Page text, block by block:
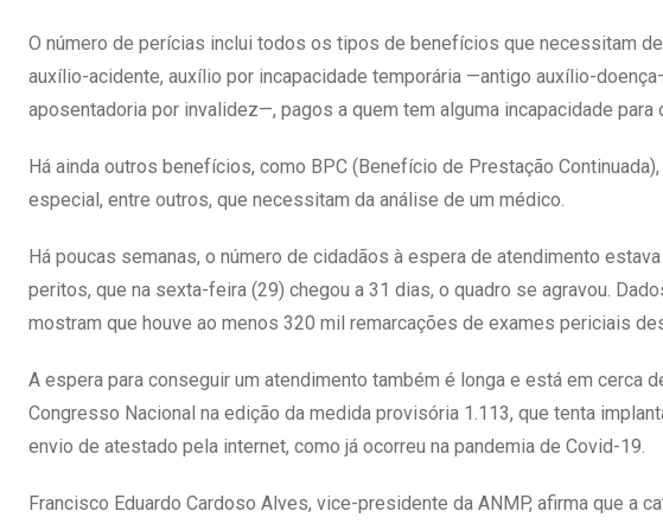
O número de perícias inclui todos os tipos de benefícios que necessitam
auxílio-acidente, auxílio por incapacidade temporária —antigo auxílio-
aposentadoria por invalidez—, pagos a quem tem alguma incapacidade para
Há ainda outros benefícios, como BPC (Benefício de Prestação
especial, entre outros, que necessitam da análise de um médico.
Há poucas semanas, o número de cidadãos à espera de atendimento
peritos, que na sexta-feira (29) chegou a 31 dias, o quadro se agravou.
mostram que houve ao menos 320 mil remarcações de exames periciais
A espera para conseguir um atendimento também é longa e está em cerca
Congresso Nacional na edição da medida provisória 1.113, que tenta
envio de atestado pela internet, como já ocorreu na pandemia de Covid-19.
Francisco Eduardo Cardoso Alves, vice-presidente da ANMP, afirma que a